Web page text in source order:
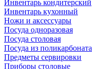
Инвентарь кондитерский
Инвентарь кухонный
Ножи и аксессуары
Посуда одноразовая
Посуда столовая
Посуда из поликарбоната
Предметы сервировки
Приборы столовые